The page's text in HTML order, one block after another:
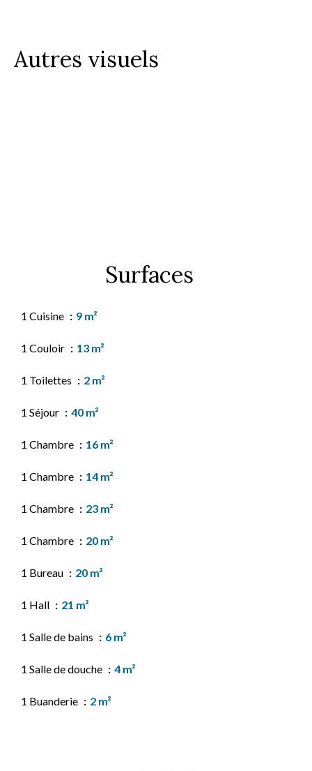
Autres visuels
Surfaces
1 Cuisine 9 m²
1 Couloir 13 m²
1 Toilettes 2 m²
1 Séjour 40 m²
1 Chambre 16 m²
1 Chambre 14 m²
1 Chambre 23 m²
1 Chambre 20 m²
1 Bureau 20 m²
1 Hall 21 m²
1 Salle de bains 6 m²
1 Salle de douche 4 m²
1 Buanderie 2 m²